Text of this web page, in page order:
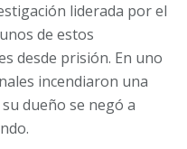
liderada por el
de estos
desde prisión. En uno
incendiaron una
dueño se negó a